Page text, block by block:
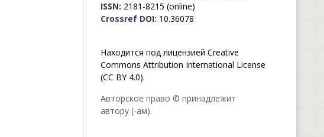
ISSN: 2181-8215 (online)
Crossref DOI: 10.36078
Находится под лицензией Creative
Commons Attribution International License
(CC BY 4.0).
Авторское право © принадлежит
автору (-ам).